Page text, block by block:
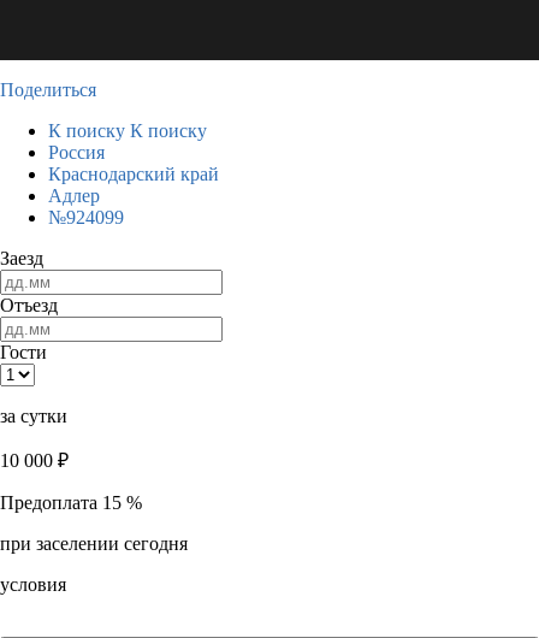
Поделиться
К поиску К поиску
Россия
Краснодарский край
Адлер
№924099
Заезд
Отъезд
Гости
за сутки
10 000 ₽
Предоплата 15 %
при заселении сегодня
условия